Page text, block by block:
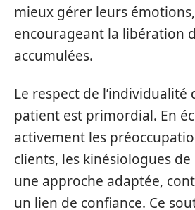
mieux gérer leurs
encourageant la libération
accumulées.
Le respect de l’individualité
patient est primordial. En
activement les
clients, les kinésiologues
une approche adaptée,
un lien de confiance. Ce